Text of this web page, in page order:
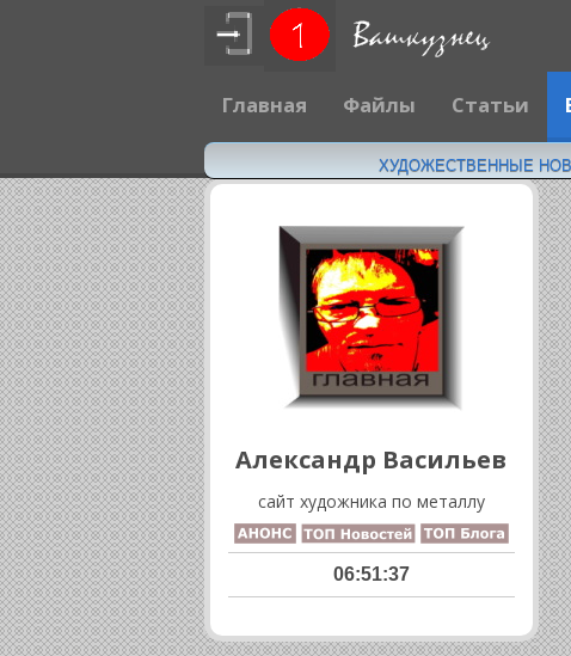
Главная Файлы Статьи
ХУДОЖЕСТВЕННЫЕ
Александр Васильев
сайт художника по металлу
06:51:39